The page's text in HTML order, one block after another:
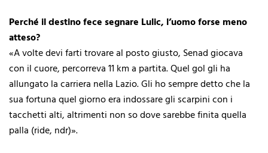
Perché il destino fece segnare Lulic, l’uomo forse meno
atteso?
«A volte devi farti trovare al posto giusto, Senad giocava
con il cuore, percorreva 11 km a partita. Quel gol gli ha
allungato la carriera nella Lazio. Gli ho sempre detto che la
sua fortuna quel giorno era indossare gli scarpini con i
tacchetti alti, altrimenti non so dove sarebbe finita quella
palla (ride, ndr)».